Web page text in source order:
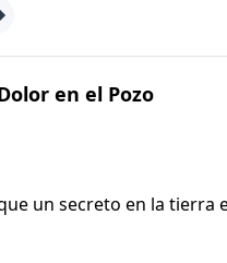
es la medida de
para Isaías y
en el Pozo
un secreto en la tierra
Eso no es amenazador